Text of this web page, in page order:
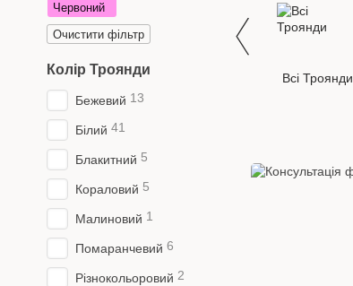
Всі Троянди
Червоний
Очистити фільтр
Колір Троянди
Бежевий 13
Білий 41
Блакитний 5
Кораловий 5
Малиновий 1
Помаранчевий 6
Різнокольоровий 2